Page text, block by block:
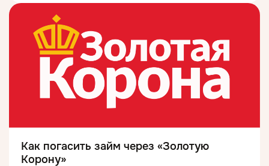
Как погасить займ через «Золотую
Корону»